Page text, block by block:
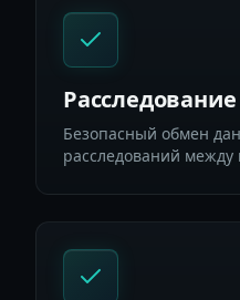
Безопасный обмен
расследований